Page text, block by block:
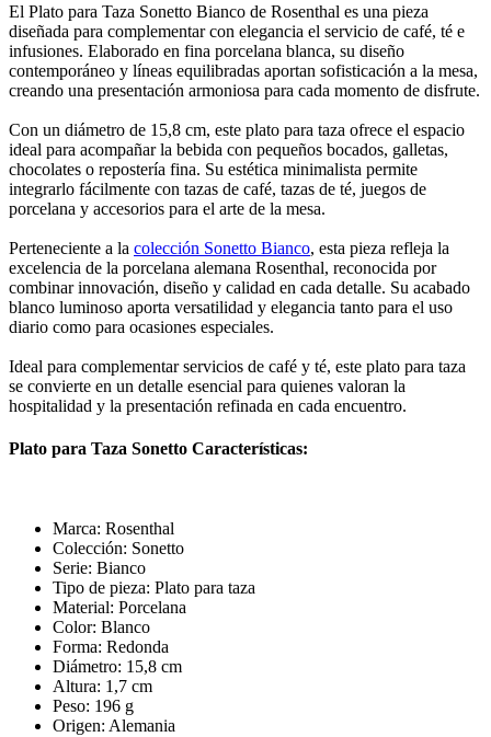
El Plato para Taza Sonetto Bianco de Rosenthal es una pieza
diseñada para complementar con elegancia el servicio de café, té e
infusiones. Elaborado en fina porcelana blanca, su diseño
contemporáneo y líneas equilibradas aportan sofisticación a la mesa,
creando una presentación armoniosa para cada momento de disfrute.
Con un diámetro de 15,8 cm, este plato para taza ofrece el espacio
ideal para acompañar la bebida con pequeños bocados, galletas,
chocolates o repostería fina. Su estética minimalista permite
integrarlo fácilmente con tazas de café, tazas de té, juegos de
porcelana y accesorios para el arte de la mesa.
Perteneciente a la colección Sonetto Bianco, esta pieza refleja la
excelencia de la porcelana alemana Rosenthal, reconocida por
combinar innovación, diseño y calidad en cada detalle. Su acabado
blanco luminoso aporta versatilidad y elegancia tanto para el uso
diario como para ocasiones especiales.
Ideal para complementar servicios de café y té, este plato para taza
se convierte en un detalle esencial para quienes valoran la
hospitalidad y la presentación refinada en cada encuentro.
Plato para Taza Sonetto Características:
Marca: Rosenthal
Colección: Sonetto
Serie: Bianco
Tipo de pieza: Plato para taza
Material: Porcelana
Color: Blanco
Forma: Redonda
Diámetro: 15,8 cm
Altura: 1,7 cm
Peso: 196 g
Origen: Alemania